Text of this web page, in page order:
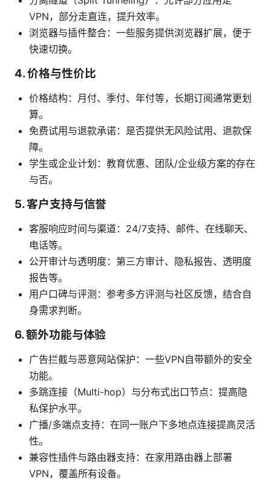
VPN，部分走直连，提升效率。
浏览器与插件整合：一些服务提供浏览器扩展，便于
快速切换。
4. 价格与性价比
价格结构：月付、季付、年付等，长期订阅通常更划
算。
免费试用与退款承诺：是否提供无风险试用、退款保
障。
学生或企业计划：教育优惠、团队/企业级方案的存在
与否。
5. 客户支持与信誉
客服响应时间与渠道：24/7支持、邮件、在线聊天、
电话等。
公开审计与透明度：第三方审计、隐私报告、透明度
报告等。
用户口碑与评测：参考多方评测与社区反馈，结合自
身需求判断。
6. 额外功能与体验
广告拦截与恶意网站保护：一些VPN自带额外的安全
功能。
多跳连接（Multi-hop）与分布式出口节点：提高隐
私保护水平。
广播/多端点支持：在同一账户下多地点连接提高灵活
性。
兼容性插件与路由器支持：在家用路由器上部署
VPN，覆盖所有设备。